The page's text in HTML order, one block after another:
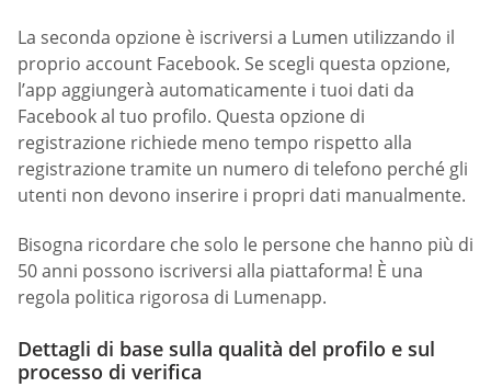
La seconda opzione è iscriversi a Lumen utilizzando il
proprio account Facebook. Se scegli questa opzione,
l’app aggiungerà automaticamente i tuoi dati da
Facebook al tuo profilo. Questa opzione di
registrazione richiede meno tempo rispetto alla
registrazione tramite un numero di telefono perché gli
utenti non devono inserire i propri dati manualmente.
Bisogna ricordare che solo le persone che hanno più di
50 anni possono iscriversi alla piattaforma! È una
regola politica rigorosa di Lumenapp.
Dettagli di base sulla qualità del profilo e sul
processo di verifica